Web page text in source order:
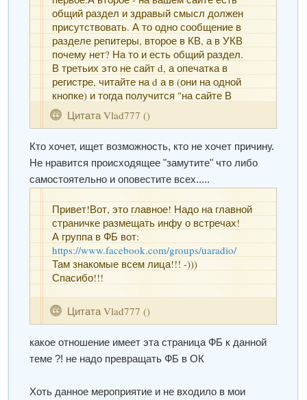
Цитата Vlad777 ()
общий раздел и здравый смысл должен
присутствовать. А то одно сообщение в
разделе репитеры, второе в КВ, а в УКВ
почему нет? На то и есть общий раздел.
В третьих это не сайт d, а опечатка в
регистре, читайте на d а в (они на одной
кнопке) и тогда получится "на сайте В
общем разделе".
Как-то так
Кто хочет, ищет возможность, кто не хочет причину.
Не нравится происходящее "замутите" что либо
самостоятельно и оповестите всех.....
Цитата Vlad777 ()
Привет!Вот, это главное! Надо на главной
страничке размещать инфу о встречах!
А группа в ФБ вот:
https://www.facebook.com/groups/uaradio/
Там знакомые всем лица!!! -)))
Спасибо!!!
какое отношение имеет эта страница ФБ к данной
теме ?! не надо превращать ФБ в ОК
Хоть данное мероприятие и не входило в мои